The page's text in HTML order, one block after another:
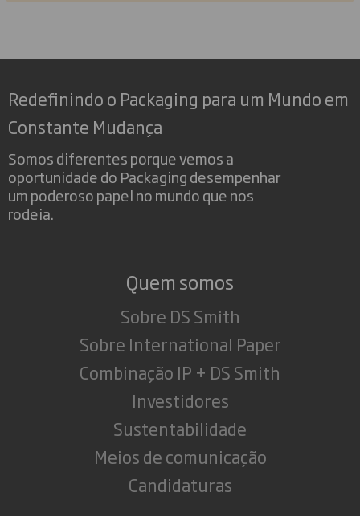
Redefinindo o Packaging para um Mundo em
Constante Mudança
Somos diferentes porque vemos a
oportunidade do Packaging desempenhar
um poderoso papel no mundo que nos
rodeia.
Quem somos
Sobre DS Smith
Sobre International Paper
Combinação IP + DS Smith
Investidores
Sustentabilidade
Meios de comunicação
Candidaturas